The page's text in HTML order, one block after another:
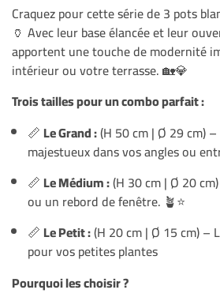
Craquez pour cette série de 3 pots
🏺 Avec leur base élancée et leur
apportent une touche de modernité
intérieur ou votre terrasse. 🏡💎
Trois tailles pour un combo parfait :
📏 Le Grand :(H 50 cm | Ø 29 cm)
majestueux dans vos angles ou
📏 Le Médium :(H 30 cm | Ø 20
ou un rebord de fenêtre. 🪴⭐
📏 Le Petit :(H 20 cm | Ø 15 cm) –
pour vos petites plantes
Pourquoi les choisir ?